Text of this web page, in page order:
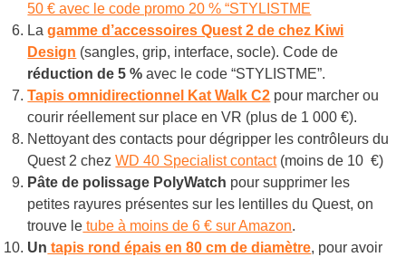
50 € avec le code promo 20 % “STYLISTME
Lagamme d’accessoires Quest 2 de chez Kiwi
Design (sangles, grip, interface, socle). Code de
réduction de 5 % avec le code “STYLISTME”.
Tapis omnidirectionnel Kat Walk C2 pour marcher ou
courir réellement sur place en VR (plus de 1 000 €).
Nettoyant des contacts pour dégripper les contrôleursdu
Quest 2 chezWD 40 Specialist contact(moins de 10 €)
Pâte de polissage PolyWatch pour supprimer les
petites rayures présentes sur les lentilles du Quest, on
trouve le tube à moins de 6 € sur Amazon.
Un tapis rond épais en 80 cm de diamètre, pour avoir